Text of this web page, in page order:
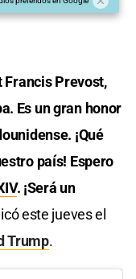
Francis Prevost,
Es un gran honor
¡Qué
país! Espero
. ¡Será un
este jueves el
Trump.